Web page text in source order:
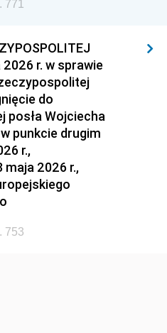
1937
771
2026 r. w sprawie
do
posła Wojciecha
punkcie drugim
r.,
maja 2026 r.,
753